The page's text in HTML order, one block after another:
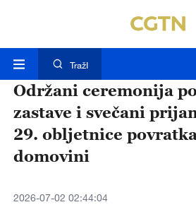
TražI
Održani ceremonija
zastave i svečani
29. obljetnice
domovini
2026-07-02 02:44:04